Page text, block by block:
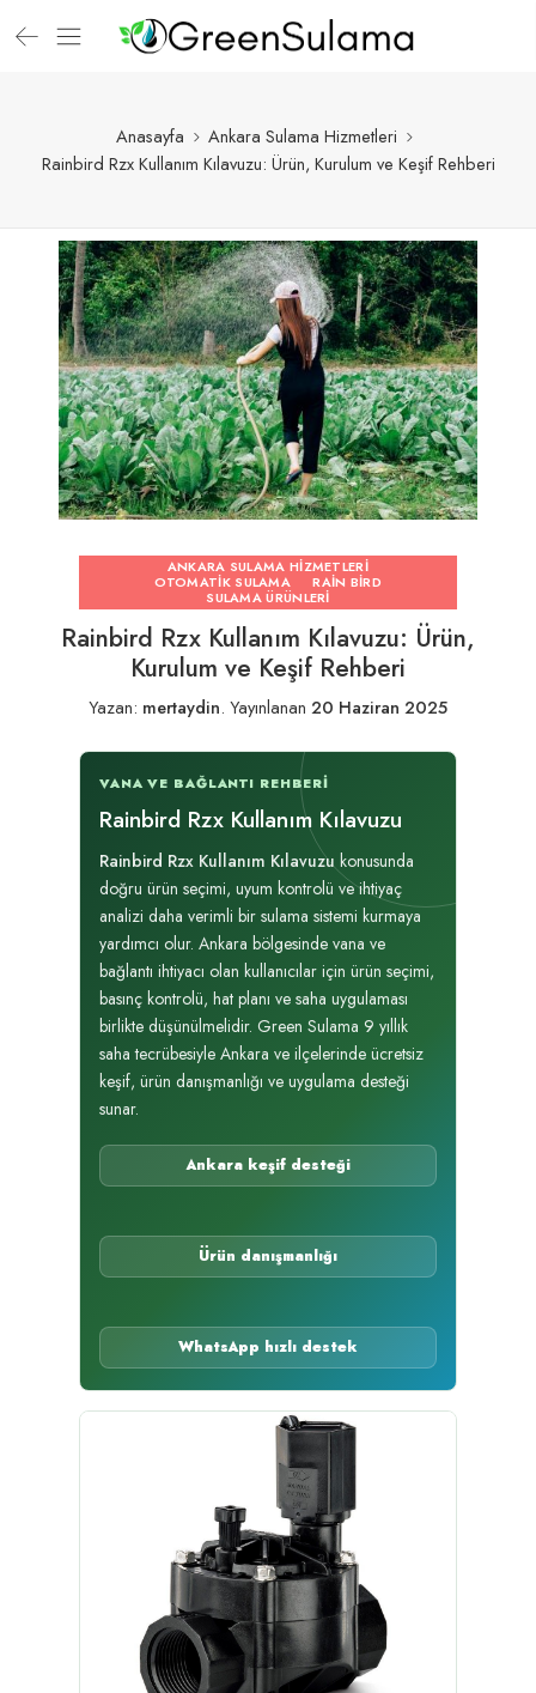
Anasayfa
Ankara Sulama Hizmetleri
Rainbird Rzx Kullanım Kılavuzu: Ürün, Kurulum ve Keşif Rehberi
ANKARA SULAMA HIZMETLERI
OTOMATIK SULAMA
RAIN BIRD
SULAMA ÜRÜNLERI
Rainbird Rzx Kullanım Kılavuzu: Ürün,
Kurulum ve Keşif Rehberi
Yazan: mertaydin. Yayınlanan 20 Haziran 2025
VANA VE BAĞLANTI REHBERI
Rainbird Rzx Kullanım Kılavuzu
Rainbird Rzx Kullanım Kılavuzu konusunda
doğru ürün seçimi, uyum kontrolü ve ihtiyaç
analizi daha verimli bir sulama sistemi kurmaya
yardımcı olur. Ankara bölgesinde vana ve
bağlantı ihtiyacı olan kullanıcılar için ürün seçimi,
basınç kontrolü, hat planı ve saha uygulaması
birlikte düşünülmelidir. Green Sulama 9 yıllık
saha tecrübesiyle Ankara ve ilçelerinde ücretsiz
keşif, ürün danışmanlığı ve uygulama desteği
sunar.
Ankara keşif desteği
Ürün danışmanlığı
WhatsApp hızlı destek